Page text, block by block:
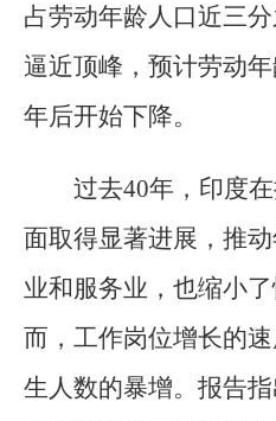
占劳动年龄人口近三
逼近顶峰，预计劳动
年后开始下降。
过去40年，印度
面取得显著进展，推
业和服务业，也缩小
而，工作岗位增长的
生人数的暴增。报告